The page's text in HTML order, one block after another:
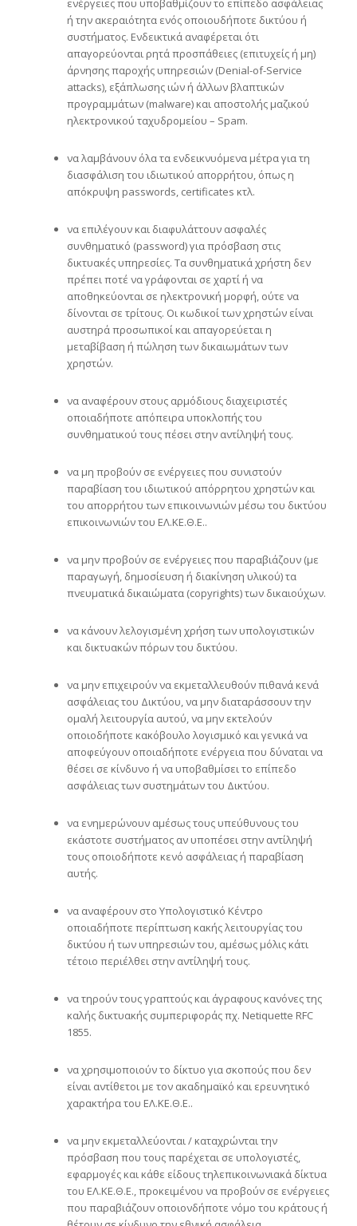
ενέργειες που υποβαθμίζουν το επίπεδο ασφάλειας
ή την ακεραιότητα ενός οποιουδήποτε δικτύου ή
συστήματος. Ενδεικτικά αναφέρεται ότι
απαγορεύονται ρητά προσπάθειες (επιτυχείς ή μη)
άρνησης παροχής υπηρεσιών (Denial-of-Service
attacks), εξάπλωσης ιών ή άλλων βλαπτικών
προγραμμάτων (malware) και αποστολής μαζικού
ηλεκτρονικού ταχυδρομείου – Spam.
να λαμβάνουν όλα τα ενδεικνυόμενα μέτρα για τη
διασφάλιση του ιδιωτικού απορρήτου, όπως η
απόκρυψη passwords, certificates κτλ.
να επιλέγουν και διαφυλάττουν ασφαλές
συνθηματικό (password) για πρόσβαση στις
δικτυακές υπηρεσίες. Τα συνθηματικά χρήστη δεν
πρέπει ποτέ να γράφονται σε χαρτί ή να
αποθηκεύονται σε ηλεκτρονική μορφή, ούτε να
δίνονται σε τρίτους. Οι κωδικοί των χρηστών είναι
αυστηρά προσωπικοί και απαγορεύεται η
μεταβίβαση ή πώληση των δικαιωμάτων των
χρηστών.
να αναφέρουν στους αρμόδιους διαχειριστές
οποιαδήποτε απόπειρα υποκλοπής του
συνθηματικού τους πέσει στην αντίληψή τους.
να μη προβούν σε ενέργειες που συνιστούν
παραβίαση του ιδιωτικού απόρρητου χρηστών και
του απορρήτου των επικοινωνιών μέσω του δικτύου
επικοινωνιών του ΕΛ.ΚΕ.Θ.Ε..
να μην προβούν σε ενέργειες που παραβιάζουν (με
παραγωγή, δημοσίευση ή διακίνηση υλικού) τα
πνευματικά δικαιώματα (copyrights) των δικαιούχων.
να κάνουν λελογισμένη χρήση των υπολογιστικών
και δικτυακών πόρων του δικτύου.
να μην επιχειρούν να εκμεταλλευθούν πιθανά κενά
ασφάλειας του Δικτύου, να μην διαταράσσουν την
ομαλή λειτουργία αυτού, να μην εκτελούν
οποιοδήποτε κακόβουλο λογισμικό και γενικά να
αποφεύγουν οποιαδήποτε ενέργεια που δύναται να
θέσει σε κίνδυνο ή να υποβαθμίσει το επίπεδο
ασφάλειας των συστημάτων του Δικτύου.
να ενημερώνουν αμέσως τους υπεύθυνους του
εκάστοτε συστήματος αν υποπέσει στην αντίληψή
τους οποιοδήποτε κενό ασφάλειας ή παραβίαση
αυτής.
να αναφέρουν στο Υπολογιστικό Κέντρο
οποιαδήποτε περίπτωση κακής λειτουργίας του
δικτύου ή των υπηρεσιών του, αμέσως μόλις κάτι
τέτοιο περιέλθει στην αντίληψή τους.
να τηρούν τους γραπτούς και άγραφους κανόνες της
καλής δικτυακής συμπεριφοράς πχ. Netiquette RFC
1855.
να χρησιμοποιούν το δίκτυο για σκοπούς που δεν
είναι αντίθετοι με τον ακαδημαϊκό και ερευνητικό
χαρακτήρα του ΕΛ.ΚΕ.Θ.Ε..
να μην εκμεταλλεύονται / καταχρώνται την
πρόσβαση που τους παρέχεται σε υπολογιστές,
εφαρμογές και κάθε είδους τηλεπικοινωνιακά δίκτυα
του ΕΛ.ΚΕ.Θ.Ε., προκειμένου να προβούν σε ενέργειες
που παραβιάζουν οποιονδήποτε νόμο του κράτους ή